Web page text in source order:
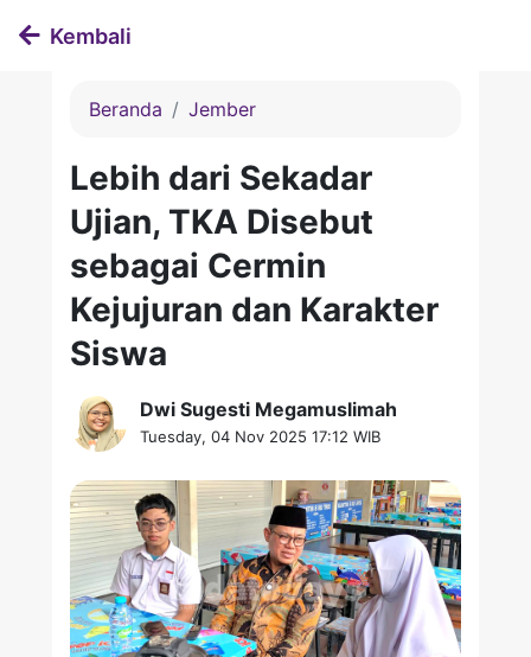
Kembali
Beranda Jember
Lebih dari Sekadar
Ujian, TKA Disebut
sebagai Cermin
Kejujuran dan Karakter
Siswa
Dwi Sugesti Megamuslimah
Tuesday, 04 Nov 2025 17:12 WIB